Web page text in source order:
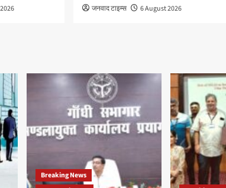
जनवाद टाइम्स 6 August 2026
Breaking News